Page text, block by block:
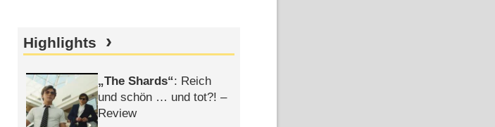
Highlights
The Shards : Reich
und schön … und tot?! –
Review